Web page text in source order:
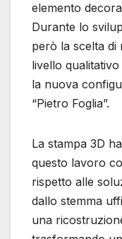
elemento
Durante lo
però la scelta di
livello
la nuova
“Pietro Foglia”.
La stampa 3D
questo lavoro
rispetto alle
dallo stemma
una